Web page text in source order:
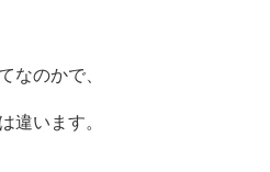
なのかで、
違います。